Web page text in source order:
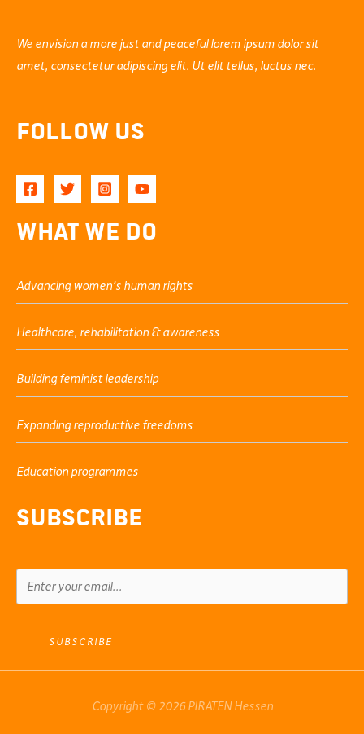
We envision a more just and peaceful lorem ipsum dolor sit
amet, consectetur adipiscing elit. Ut elit tellus, luctus nec.
Follow Us
What We Do
Advancing women’s human rights
Healthcare, rehabilitation & awareness
Building feminist leadership
Expanding reproductive freedoms
Education programmes
Subscribe
SUBSCRIBE
Copyright © 2026 PIRATEN Hessen